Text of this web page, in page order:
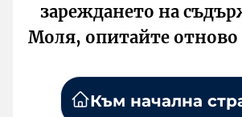
зареждането на
Моля, опитайте
Към начална